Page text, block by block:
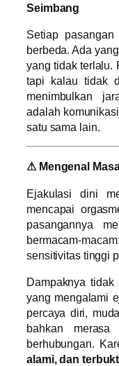
Seimbang
Setiap
berbeda. Ada
yang tidak terlalu.
tapi kalau tidak
menimbulkan
adalah
satu sama lain.
⚠ Mengenal
Ejakulasi dini
mencapai
pasangannya
bermacam-
sensitivitas tinggi
Dampaknya
yang mengalami
percaya diri,
bahkan
berhubungan.
alami, dan